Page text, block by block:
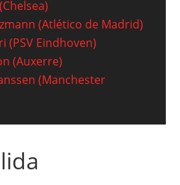
(Atlético de Madrid)
(PSV Eindhoven)
(Auxerre)
(Manchester